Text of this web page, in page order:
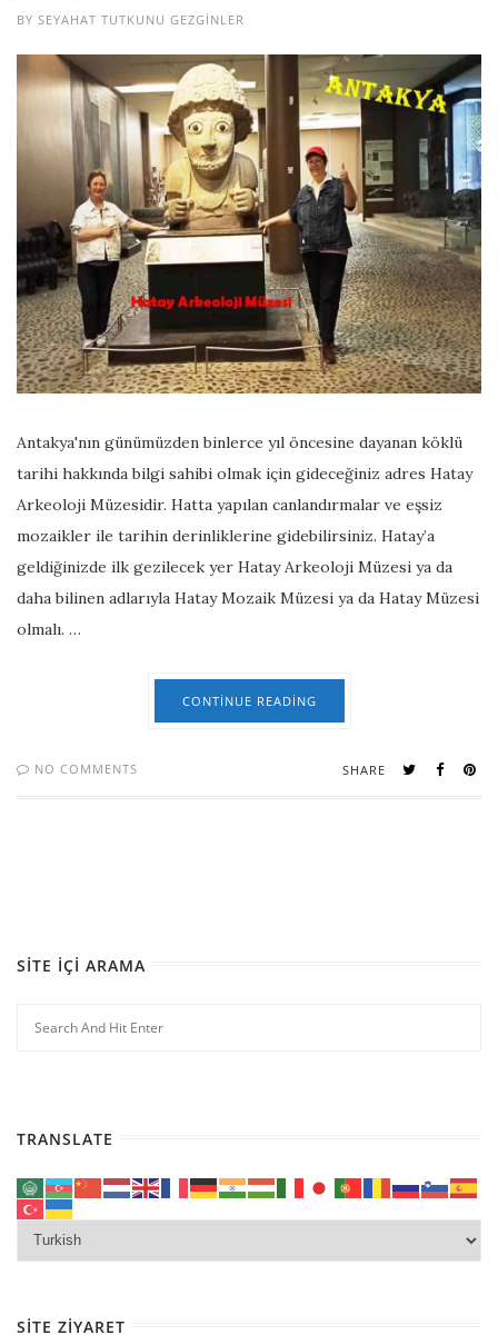
BY SEYAHAT TUTKUNU GEZGINLER
Antakya'nın günümüzden binlerce yıl öncesine dayanan köklü
tarihi hakkında bilgi sahibi olmak için gideceğiniz adres Hatay
Arkeoloji Müzesidir. Hatta yapılan canlandırmalar ve eşsiz
mozaikler ile tarihin derinliklerine gidebilirsiniz. Hatay’a
geldiğinizde ilk gezilecek yer Hatay Arkeoloji Müzesi ya da
daha bilinen adlarıyla Hatay Mozaik Müzesi ya da Hatay Müzesi
olmalı. …
CONTINUE READING
NO COMMENTS SHARE
SITE İÇI ARAMA
TRANSLATE
SITE ZIYARET